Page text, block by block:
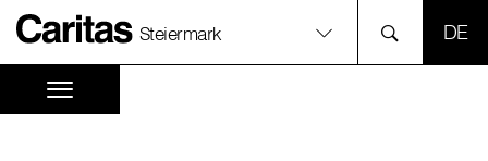
Steiermark